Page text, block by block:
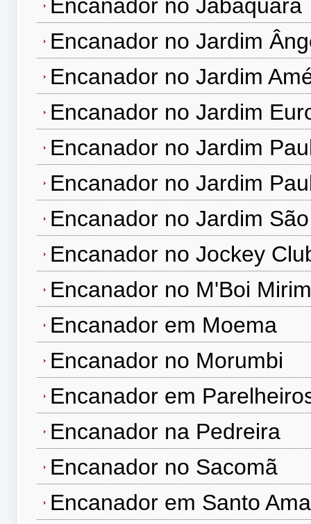
Encanador no Jabaquara
Encanador no Jardim
Encanador no Jardim
Encanador no Jardim
Encanador no Jardim
Encanador no Jardim
Encanador no Jardim
Encanador no Jockey
Encanador no M'Boi
Encanador em Moema
Encanador no Morumbi
Encanador em
Encanador na Pedreira
Encanador no Sacomã
Encanador em Santo